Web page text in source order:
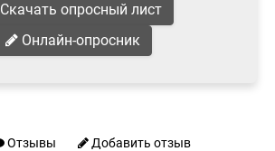
Скачать опросный лист
Онлайн-опросник
Отзывы Добавить отзыв